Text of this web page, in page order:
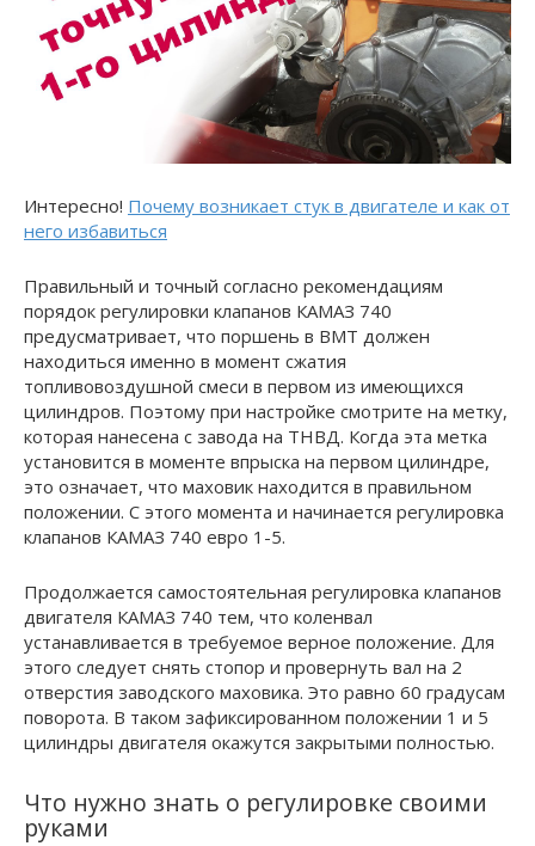
Интересно! Почему возникает стук в двигателе и как от
него избавиться
Правильный и точный согласно рекомендациям
порядок регулировки клапанов КАМАЗ 740
предусматривает, что поршень в ВМТ должен
находиться именно в момент сжатия
топливовоздушной смеси в первом из имеющихся
цилиндров. Поэтому при настройке смотрите на метку,
которая нанесена с завода на ТНВД. Когда эта метка
установится в моменте впрыска на первом цилиндре,
это означает, что маховик находится в правильном
положении. С этого момента и начинается регулировка
клапанов КАМАЗ 740 евро 1-5.
Продолжается самостоятельная регулировка клапанов
двигателя КАМАЗ 740 тем, что коленвал
устанавливается в требуемое верное положение. Для
этого следует снять стопор и провернуть вал на 2
отверстия заводского маховика. Это равно 60 градусам
поворота. В таком зафиксированном положении 1 и 5
цилиндры двигателя окажутся закрытыми полностью.
Что нужно знать о регулировке своими
руками